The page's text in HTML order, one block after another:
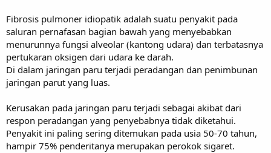
Fibrosis pulmoner idiopatik adalah suatu penyakit pada
saluran pernafasan bagian bawah yang menyebabkan
menurunnya fungsi alveolar (kantong udara) dan terbatasnya
pertukaran oksigen dari udara ke darah.
Di dalam jaringan paru terjadi peradangan dan penimbunan
jaringan parut yang luas.
Kerusakan pada jaringan paru terjadi sebagai akibat dari
respon peradangan yang penyebabnya tidak diketahui.
Penyakit ini paling sering ditemukan pada usia 50-70 tahun,
hampir 75% penderitanya merupakan perokok sigaret.